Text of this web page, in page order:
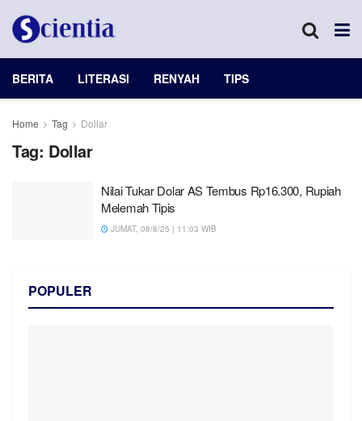
BERITA LITERASI RENYAH TIPS
Home Tag Dollar
Tag: Dollar
Nilai Tukar Dolar AS Tembus Rp16.300, Rupiah
Melemah Tipis
JUMAT, 08/8/25 | 11:03 WIB
POPULER